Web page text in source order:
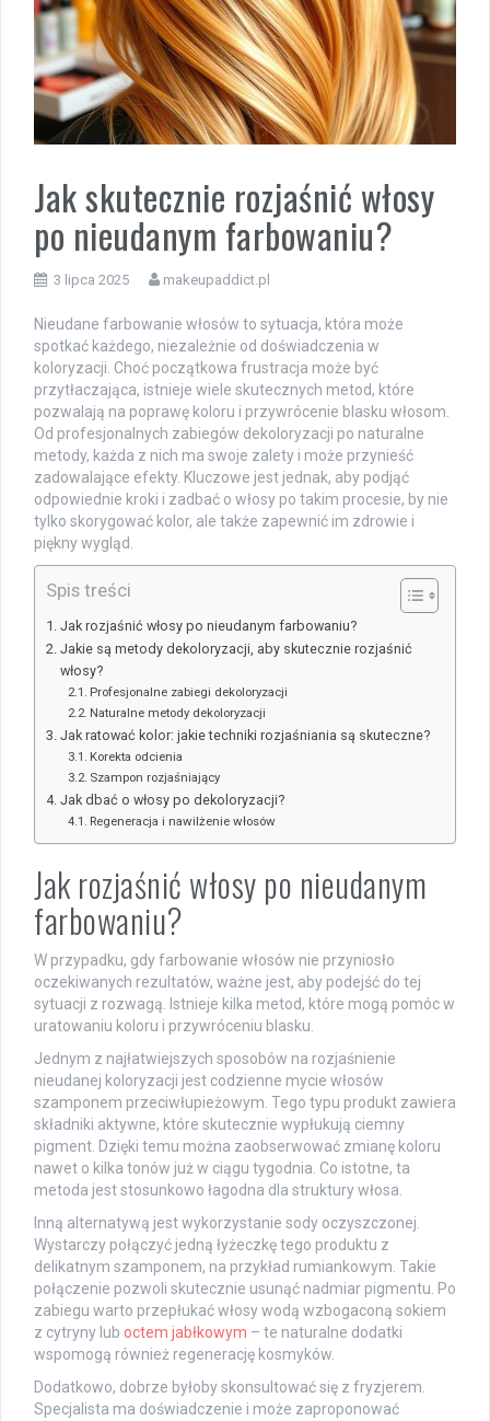
Jak skutecznie rozjaśnić włosy
po nieudanym farbowaniu?
3 lipca 2025 makeupaddict.pl
Nieudane farbowanie włosów to sytuacja, która może
spotkać każdego, niezależnie od doświadczenia w
koloryzacji. Choć początkowa frustracja może być
przytłaczająca, istnieje wiele skutecznych metod, które
pozwalają na poprawę koloru i przywrócenie blasku włosom.
Od profesjonalnych zabiegów dekoloryzacji po naturalne
metody, każda z nich ma swoje zalety i może przynieść
zadowalające efekty. Kluczowe jest jednak, aby podjąć
odpowiednie kroki i zadbać o włosy po takim procesie, by nie
tylko skorygować kolor, ale także zapewnić im zdrowie i
piękny wygląd.
Spis treści
Jak rozjaśnić włosy po nieudanym farbowaniu?
Jakie są metody dekoloryzacji, aby skutecznie rozjaśnić
włosy?
Profesjonalne zabiegi dekoloryzacji
Naturalne metody dekoloryzacji
Jak ratować kolor: jakie techniki rozjaśniania są skuteczne?
Korekta odcienia
Szampon rozjaśniający
Jak dbać o włosy po dekoloryzacji?
Regeneracja i nawilżenie włosów
Jak rozjaśnić włosy po nieudanym
farbowaniu?
W przypadku, gdy farbowanie włosów nie przyniosło
oczekiwanych rezultatów, ważne jest, aby podejść do tej
sytuacji z rozwagą. Istnieje kilka metod, które mogą pomóc w
uratowaniu koloru i przywróceniu blasku.
Jednym z najłatwiejszych sposobów na rozjaśnienie
nieudanej koloryzacji jest codzienne mycie włosów
szamponem przeciwłupieżowym. Tego typu produkt zawiera
składniki aktywne, które skutecznie wypłukują ciemny
pigment. Dzięki temu można zaobserwować zmianę koloru
nawet o kilka tonów już w ciągu tygodnia. Co istotne, ta
metoda jest stosunkowo łagodna dla struktury włosa.
Inną alternatywą jest wykorzystanie sody oczyszczonej.
Wystarczy połączyć jedną łyżeczkę tego produktu z
delikatnym szamponem, na przykład rumiankowym. Takie
połączenie pozwoli skutecznie usunąć nadmiar pigmentu. Po
zabiegu warto przepłukać włosy wodą wzbogaconą sokiem
z cytryny lub octem jabłkowym – te naturalne dodatki
wspomogą również regenerację kosmyków.
Dodatkowo, dobrze byłoby skonsultować się z fryzjerem.
Specjalista ma doświadczenie i może zaproponować